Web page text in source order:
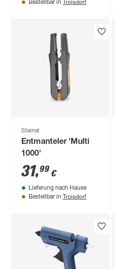
Bestellbar in
Steinel
Entmanteler 'Multi
1000'
31,99 €
Lieferung nach Hause
Bestellbar in Troisdorf